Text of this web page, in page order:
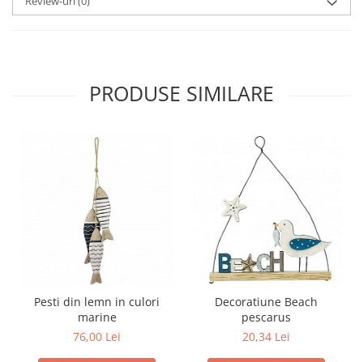
PRODUSE SIMILARE
Pesti din lemn in culori
marine
76,00 Lei
Decoratiune Beach
pescarus
20,34 Lei